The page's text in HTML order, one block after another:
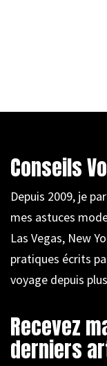
Conseils
Depuis 2009, je
mes astuces
Las Vegas, New
pratiques écrits
voyage depuis
Recevez
derniers